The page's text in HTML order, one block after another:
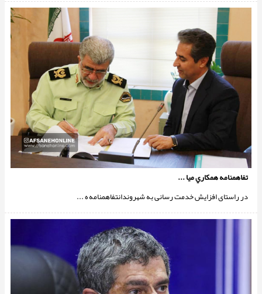
تفاهمنامه همكاري ميا ...
در راستای افزایش خدمت رسانی به شهروندانتفاهمنامه ه ...